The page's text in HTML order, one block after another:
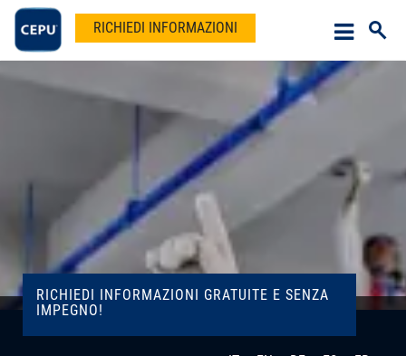
RICHIEDI INFORMAZIONI
RICHIEDI INFORMAZIONI GRATUITE E SENZA
IMPEGNO!